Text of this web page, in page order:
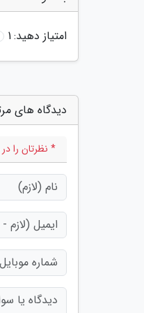
امتیاز دهید:1
دیدگاه های
* نظرتان را در